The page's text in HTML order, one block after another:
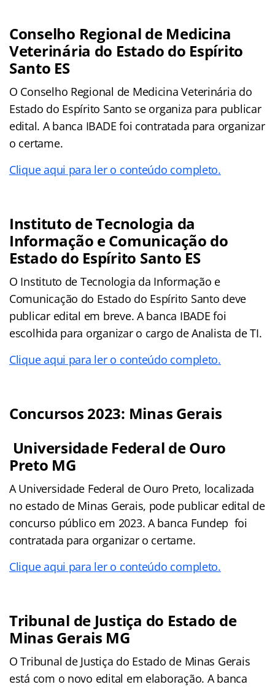
Conselho Regional de Medicina
Veterinária do Estado do Espírito
Santo ES
O Conselho Regional de Medicina Veterinária do
Estado do Espírito Santo se organiza para publicar
edital. A banca IBADE foi contratada para organizar
o certame.
Clique aqui para ler o conteúdo completo.
Instituto de Tecnologia da
Informação e Comunicação do
Estado do Espírito Santo ES
O Instituto de Tecnologia da Informação e
Comunicação do Estado do Espírito Santo deve
publicar edital em breve. A banca IBADE foi
escolhida para organizar o cargo de Analista de TI.
Clique aqui para ler o conteúdo completo.
Concursos 2023: Minas Gerais
Universidade Federal de Ouro
Preto MG
A Universidade Federal de Ouro Preto, localizada
no estado de Minas Gerais, pode publicar edital de
concurso público em 2023. A banca Fundep foi
contratada para organizar o certame.
Clique aqui para ler o conteúdo completo.
Tribunal de Justiça do Estado de
Minas Gerais MG
O Tribunal de Justiça do Estado de Minas Gerais
está com o novo edital em elaboração. A banca